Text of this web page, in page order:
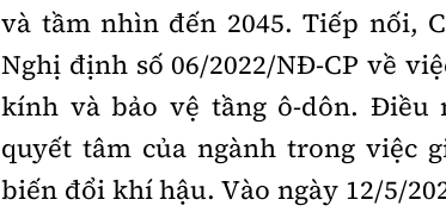
và tầm nhìn đến 2045. Tiếp nối,
Nghị định số 06/2022/NĐ-CP về
kính và bảo vệ tầng ô-dôn. Điều
quyết tâm của ngành trong việc
biến đổi khí hậu. Vào ngày 12/5/